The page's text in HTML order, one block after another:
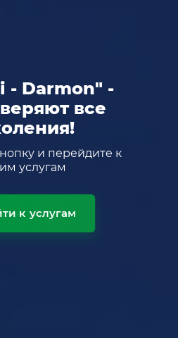
- Darmon" -
все
и перейдите к
услугам
к услугам